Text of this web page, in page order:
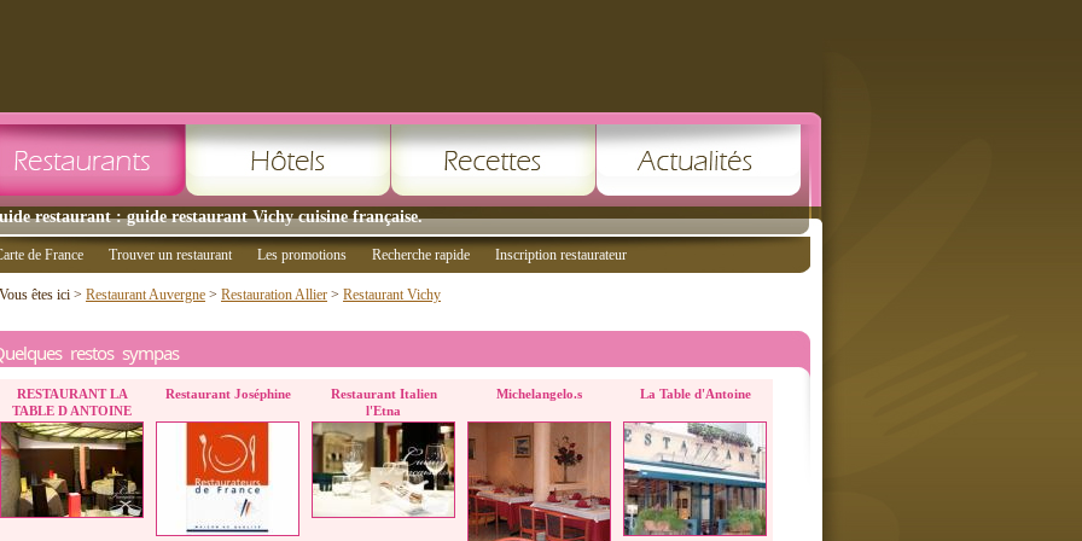
restaurant : guide restaurant Vichy cuisine française.
de France Trouver un restaurant Les promotions Recherche rapide Inscription restaurateur
Vous êtes ici > Restaurant Auvergne > Restauration Allier > Restaurant Vichy
restos sympas
RESTAURANT LA
TABLE D ANTOINE
Restaurant Joséphine
Restaurant Italien
l'Etna
Michelangelo.s La Table d'Antoine